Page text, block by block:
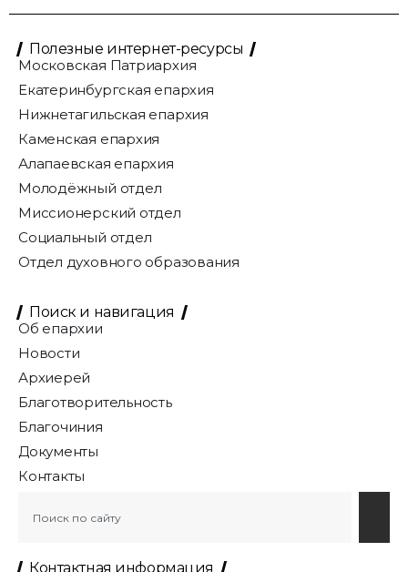
Полезные интернет-ресурсы
Московская Патриархия
Екатеринбургская епархия
Нижнетагильская епархия
Каменская епархия
Алапаевская епархия
Молодёжный отдел
Миссионерский отдел
Социальный отдел
Отдел духовного образования
Поиск и навигация
Об епархии
Новости
Архиерей
Благотворительность
Благочиния
Документы
Контакты
Контактная информация